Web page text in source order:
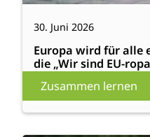
Zusammen lernen
30. Juni 2026
Europa wird für alle
die „Wir sind EU-